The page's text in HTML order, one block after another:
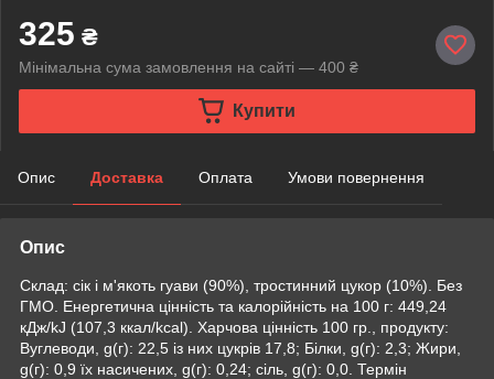
325 ₴
Мінімальна сума замовлення на сайті — 400 ₴
Купити
Опис Доставка Оплата Умови повернення
Опис
Склад: сік і м'якоть гуави (90%), тростинний цукор (10%). Без
ГМО. Енергетична цінність та калорійність на 100 г: 449,24
кДж/kJ (107,3 ккал/kcal). Харчова цінність 100 гр., продукту:
Вуглеводи, g(г): 22,5 із них цукрів 17,8; Білки, g(г): 2,3; Жири,
g(г): 0,9 їх насичених, g(г): 0,24; сіль, g(г): 0,0. Термін